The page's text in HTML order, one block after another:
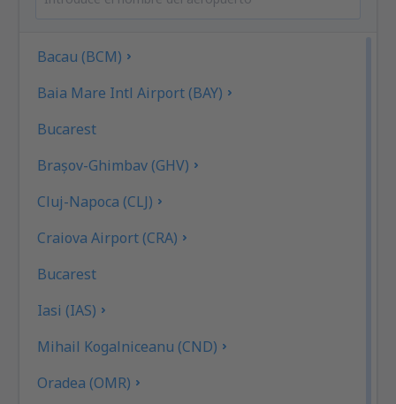
Bacau (BCM)
Baia Mare Intl Airport (BAY)
Bucarest
Brașov-Ghimbav (GHV)
Cluj-Napoca (CLJ)
Craiova Airport (CRA)
Bucarest
Iasi (IAS)
Mihail Kogalniceanu (CND)
Oradea (OMR)